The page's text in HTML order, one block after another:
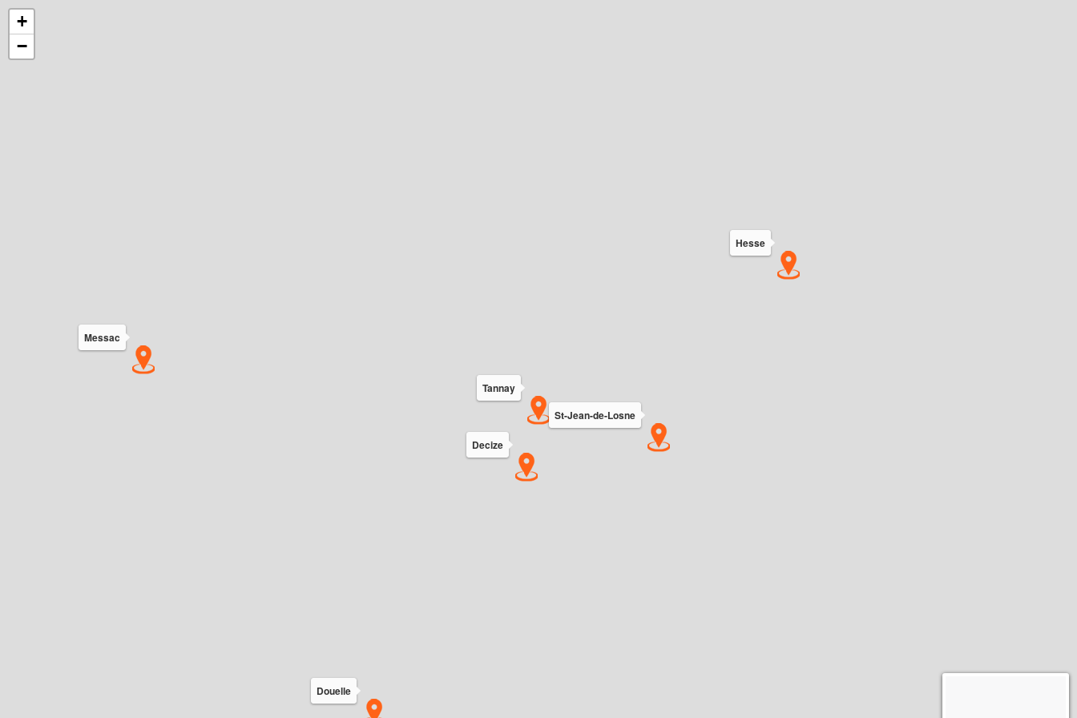
Decize
Douelle
Hesse
Messac
St-Jean-de-Losne
Tannay
+
−